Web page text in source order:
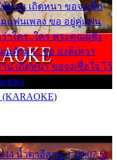
ท่าน เถิดหนา ขอจงเชื่อ
มแฟนเพลง ขอ อยู่คู่แฟน
ว่าใคร..ใคร พระคุณผู้ฟัง
มดังมา.. ขอ องค์เทวา
เถิดหนา ขอจงเชื่อใจ ไว้
พลง
น้ำตาอีสาน 3. 00:07:51